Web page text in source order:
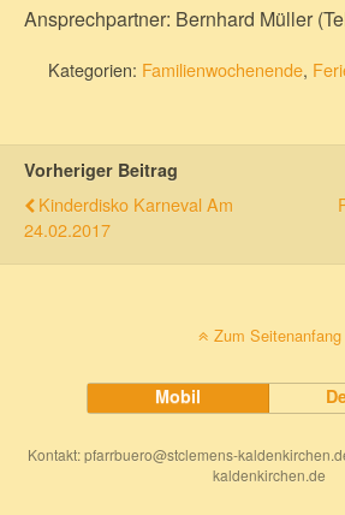
Ansprechpartner: Bernhard Müller
Kategorien: Familienwochenende,
Vorheriger Beitrag
Kinderdisko Karneval Am
24.02.2017
Zum Seitenanfang
Mobil
Kontakt: pfarrbuero@stclemens-
kaldenkirchen.de